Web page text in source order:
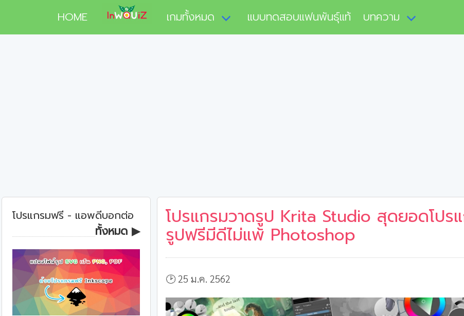
HOME เกมทั้งหมด แบบทดสอบแฟนพันธุ์แท้ บทความ
โปรแกรมฟรี - แอพดีบอกต่อ
ทั้งหมด ▶
โปรแกรมวาดรูป Krita Studio สุดยอดโปร
รูปฟรีมีดีไม่แพ้ Photoshop
🕑 25 ม.ค. 2562